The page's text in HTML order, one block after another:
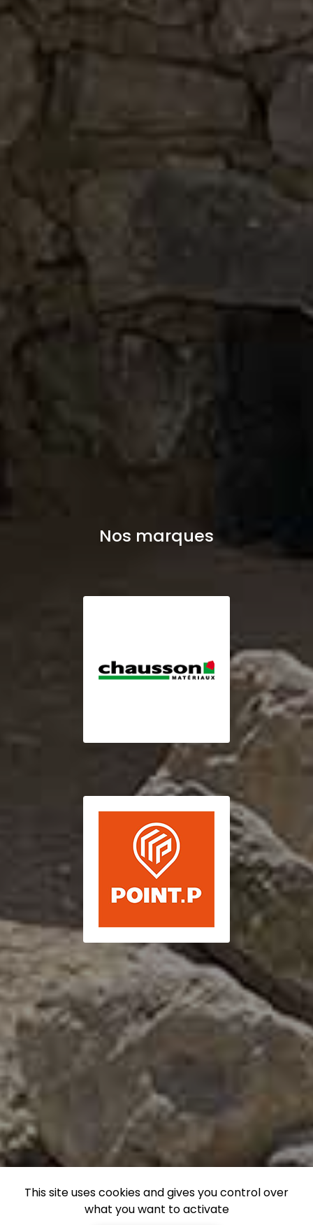
Nos marques
This site uses cookies and gives you control over
what you want to activate